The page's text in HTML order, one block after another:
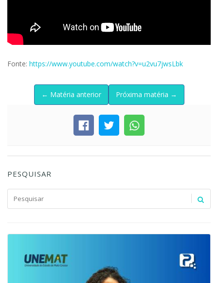
Fonte: https://www.youtube.com/watch?v=u2vu7jwsLbk
← Matéria anterior Próxima matéria →
PESQUISAR